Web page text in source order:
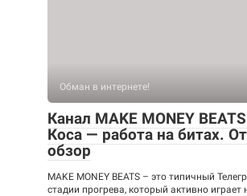
Обман в интернете!
Канал MAKE MONEY
Коса — работа на битах.
обзор
MAKE MONEY BEATS – это типичный
стадии прогрева, который активно играет